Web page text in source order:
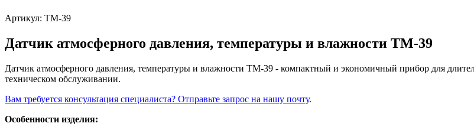
Артикул: ТМ-39
Датчик атмосферного давления, температуры и влажности ТМ-39
Датчик атмосферного давления, температуры и влажности ТМ-39 - компактный и экономичный прибор для
техническом обслуживании.
Вам требуется консультация специалиста? Отправьте запрос на нашу почту.
Особенности изделия: